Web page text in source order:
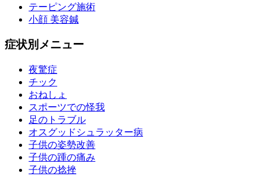
テーピング施術
小顔 美容鍼
症状別メニュー
夜驚症
チック
おねしょ
スポーツでの怪我
足のトラブル
オスグッドシュラッター病
子供の姿勢改善
子供の踵の痛み
子供の捻挫